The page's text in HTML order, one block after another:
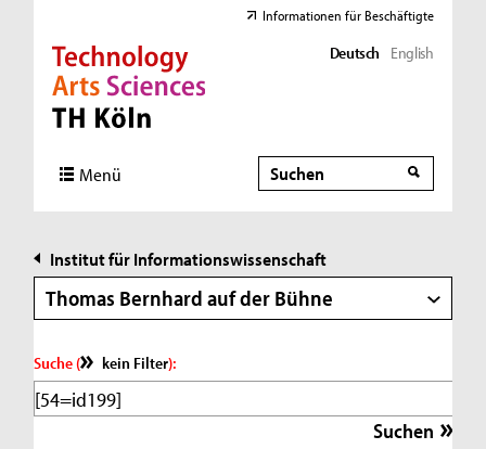
Direkt zur Hauptnavigation
Direkt zur Subnavigation
Direkt zum Inhalt
Direkt zum Fußbereich
Informationen für Beschäftigte
Deutsch English
Menü Suche
Suche
Institut für Informationswissenschaft
Thomas Bernhard auf der Bühne
Suche ( kein Filter):